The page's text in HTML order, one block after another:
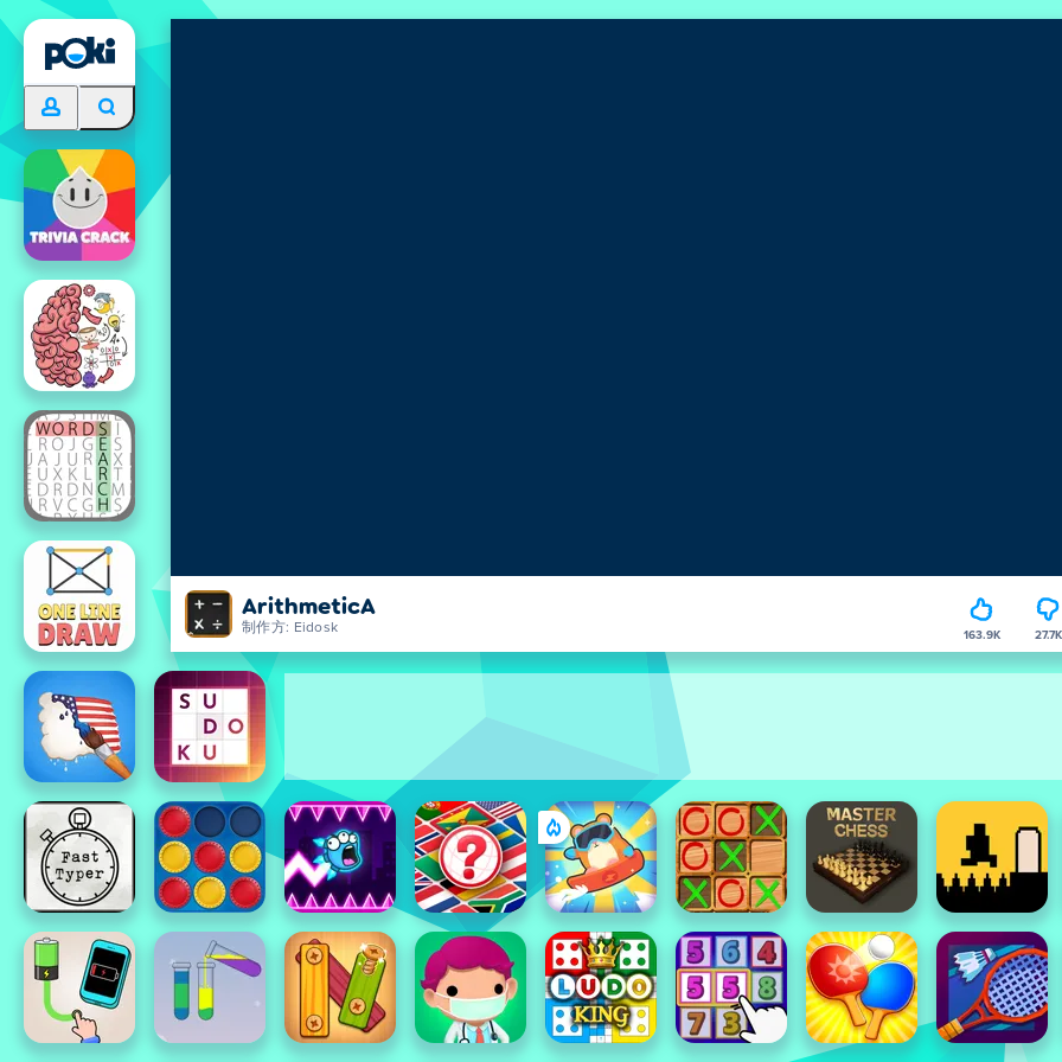
ArithmeticA
制作方: Eidosk 163.9K 27.7K